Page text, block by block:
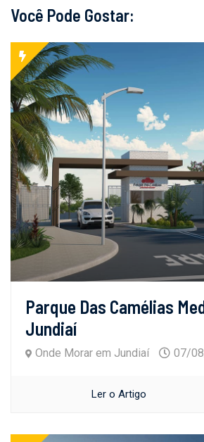
Você Pode Gostar:
Parque Das Camélias
Jundiaí
Onde Morar em Jundiaí 07/
Ler o Artigo